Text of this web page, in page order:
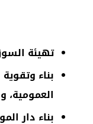
تهيئة
بناء
العمومية،
بناء دار